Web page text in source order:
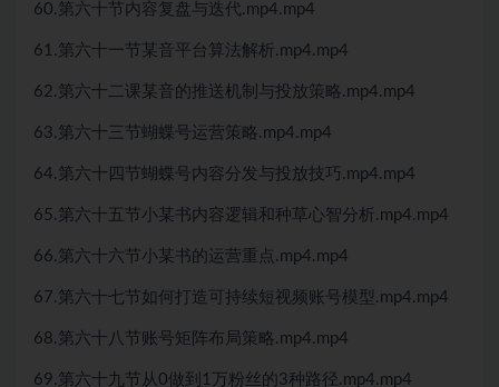
60.第六十节内容复盘与迭代.mp4.mp4
61.第六十一节某音平台算法解析.mp4.mp4
62.第六十二课某音的推送机制与投放策略.mp4.mp4
63.第六十三节蝴蝶号运营策略.mp4.mp4
64.第六十四节蝴蝶号内容分发与投放技巧.mp4.mp4
65.第六十五节小某书内容逻辑和种草心智分析.mp4.mp4
66.第六十六节小某书的运营重点.mp4.mp4
67.第六十七节如何打造可持续短视频账号模型.mp4.mp4
68.第六十八节账号矩阵布局策略.mp4.mp4
69.第六十九节从0做到1万粉丝的3种路径.mp4.mp4